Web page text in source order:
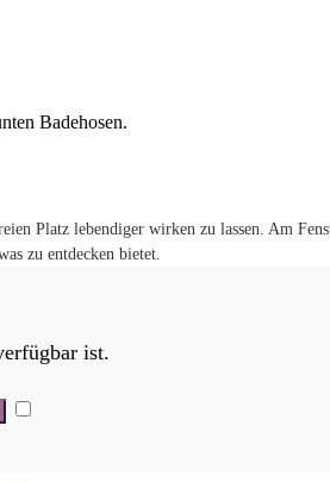
Badehosen.
Platz lebendiger wirken zu lassen. Am
zu entdecken bietet.
ist.